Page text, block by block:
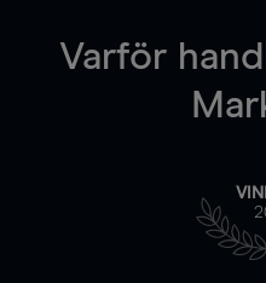
Varför